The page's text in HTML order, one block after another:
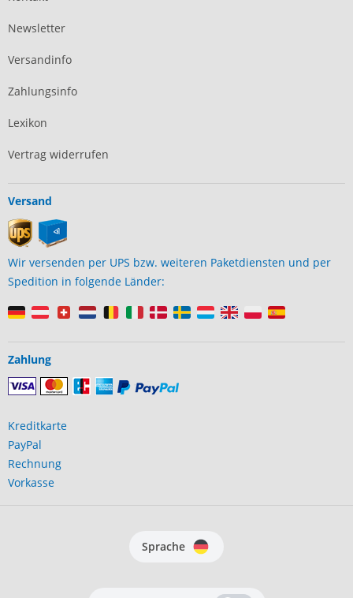
Newsletter
Versandinfo
Zahlungsinfo
Lexikon
Vertrag widerrufen
Versand
Wir versenden per UPS bzw. weiteren Paketdiensten und per
Spedition in folgende Länder:
Zahlung
Kreditkarte
PayPal
Rechnung
Vorkasse
Sprache